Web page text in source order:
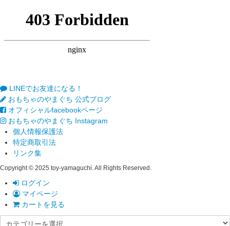
LINEでお友達になる！
おもちゃのやまぐち 公式ブログ
オフィシャルfacebookページ
おもちゃのやまぐち Instagram
個人情報保護法
特定商取引法
リンク集
Copyright © 2025 toy-yamaguchi. All Rights Reserved.
ログイン
マイページ
カートを見る